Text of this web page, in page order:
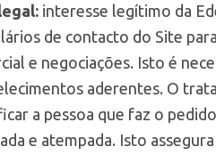
interesse legítimo da
de contacto do Site
e negociações. Isto é
aderentes. O
a pessoa que faz o
e atempada. Isto